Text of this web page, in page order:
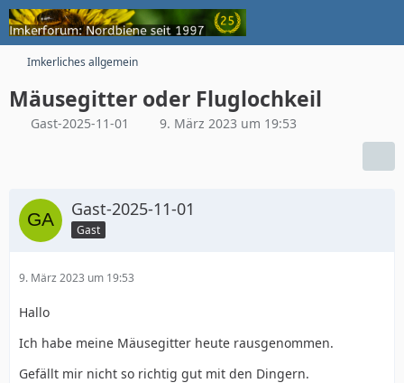
Imkerliches allgemein
Mäusegitter oder Fluglochkeil
Gast-2025-11-01 9. März 2023 um 19:53
Gast-2025-11-01
Gast
9. März 2023 um 19:53
Hallo
Ich habe meine Mäusegitter heute rausgenommen.
Gefällt mir nicht so richtig gut mit den Dingern.